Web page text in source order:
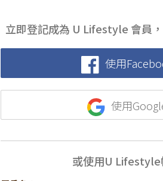
立即登記成為 U Lifestyle 會員
使用
使用
或使用U Lifestyle